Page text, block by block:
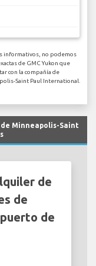
informativos, no podemos
de GMC Yukon que
con la compañía de
Saint Paul International.
Minneapolis-Saint
de
de
de